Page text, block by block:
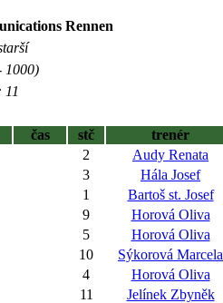
Rennen
1000)
čas stč trenér
2 Audy Renata
3 Hála Josef
1 Bartoš st. Josef
9 Horová Oliva
5 Horová Oliva
10 Sýkorová Marcela
4 Horová Oliva
11 Jelínek Zbyněk